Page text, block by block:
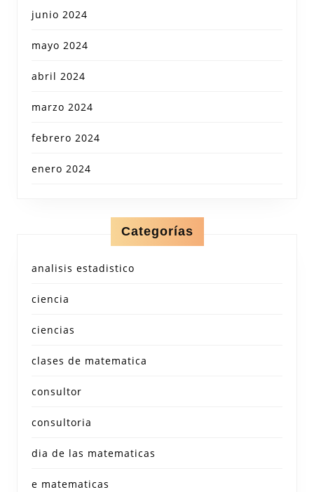
junio 2024
mayo 2024
abril 2024
marzo 2024
febrero 2024
enero 2024
Categorías
analisis estadistico
ciencia
ciencias
clases de matematica
consultor
consultoria
dia de las matematicas
e matematicas